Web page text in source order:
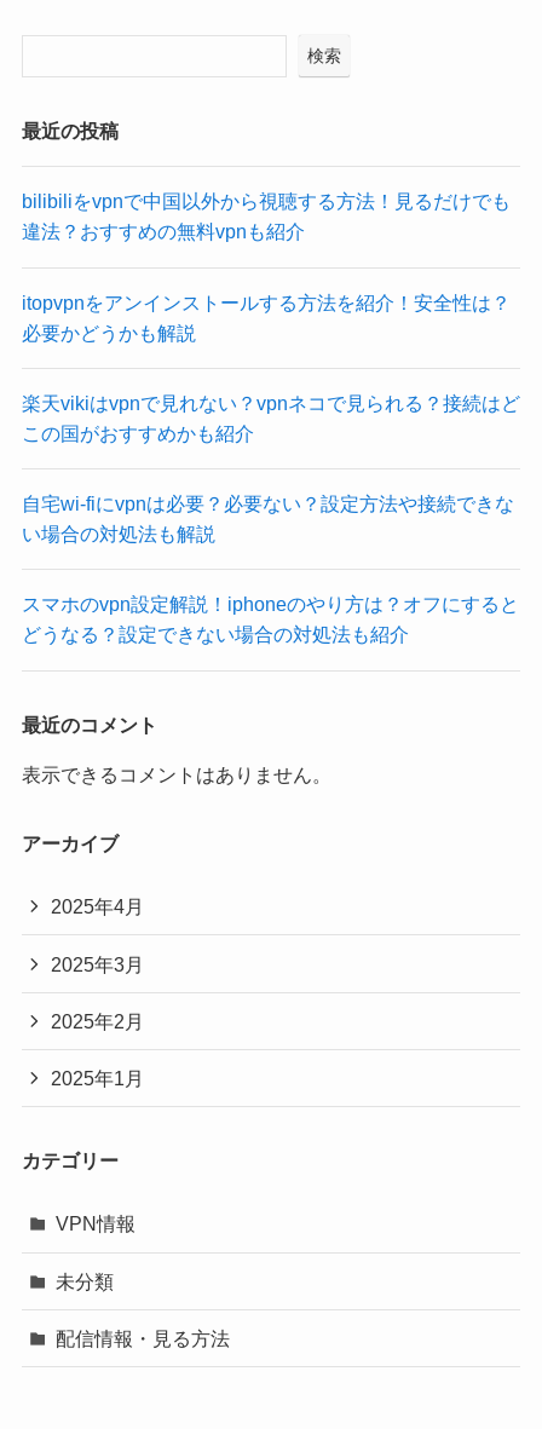
検索
最近の投稿
bilibiliをvpnで中国以外から視聴する方法！見るだけでも
違法？おすすめの無料vpnも紹介
itopvpnをアンインストールする方法を紹介！安全性は？
必要かどうかも解説
楽天vikiはvpnで見れない？vpnネコで見られる？接続はど
この国がおすすめかも紹介
自宅wi-fiにvpnは必要？必要ない？設定方法や接続できな
い場合の対処法も解説
スマホのvpn設定解説！iphoneのやり方は？オフにすると
どうなる？設定できない場合の対処法も紹介
最近のコメント
表示できるコメントはありません。
アーカイブ
2025年4月
2025年3月
2025年2月
2025年1月
カテゴリー
VPN情報
未分類
配信情報・見る方法